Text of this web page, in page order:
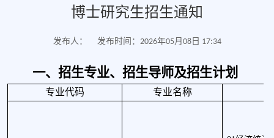
博士研究生招生通知
发布人： 发布时间：2026年05月08日 17:34
一、招生专业、招生导师及招生计划
专业代码 专业名称